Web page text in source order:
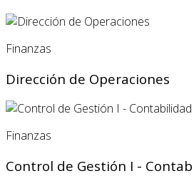
Finanzas
Dirección de Operaciones
Finanzas
Control de Gestión I -